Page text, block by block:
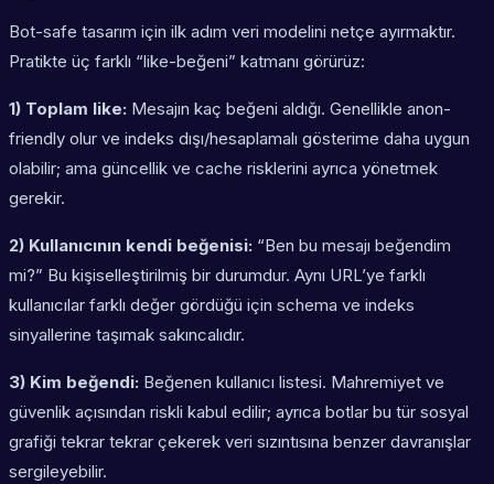
Bot-safe tasarım için ilk adım veri modelini netçe ayırmaktır.
Pratikte üç farklı “like-beğeni” katmanı görürüz:
1) Toplam like: Mesajın kaç beğeni aldığı. Genellikle anon-
friendly olur ve indeks dışı/hesaplamalı gösterime daha uygun
olabilir; ama güncellik ve cache risklerini ayrıca yönetmek
gerekir.
2) Kullanıcının kendi beğenisi: “Ben bu mesajı beğendim
mi?” Bu kişiselleştirilmiş bir durumdur. Aynı URL’ye farklı
kullanıcılar farklı değer gördüğü için schema ve indeks
sinyallerine taşımak sakıncalıdır.
3) Kim beğendi: Beğenen kullanıcı listesi. Mahremiyet ve
güvenlik açısından riskli kabul edilir; ayrıca botlar bu tür sosyal
grafiği tekrar tekrar çekerek veri sızıntısına benzer davranışlar
sergileyebilir.